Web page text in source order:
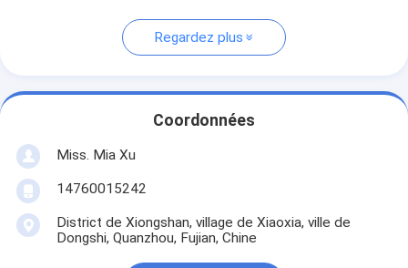
Regardez plus
Coordonnées
Miss. Mia Xu
14760015242
District de Xiongshan, village de Xiaoxia, ville de
Dongshi, Quanzhou, Fujian, Chine